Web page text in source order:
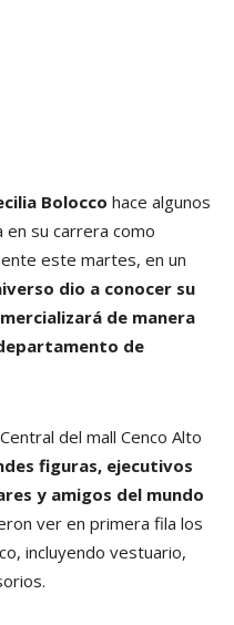
Bolocco hace algunos
en su carrera como
este martes, en un
dio a conocer su
de manera
de
del mall Cenco Alto
figuras, ejecutivos
y amigos del mundo
ver en primera fila los
incluyendo vestuario,